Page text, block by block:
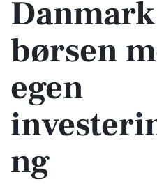
børsen
egen
ng